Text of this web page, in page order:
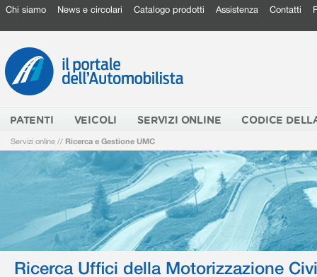
Chi siamo News e circolari Catalogo prodotti Assistenza Contatti
PATENTI VEICOLI SERVIZI ONLINE CODICE
Servizi online // Ricerca e Gestione UMC
Ricerca Uffici della Motorizzazione